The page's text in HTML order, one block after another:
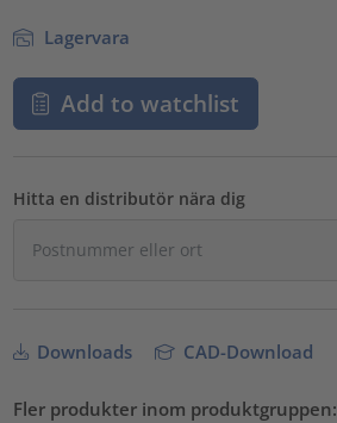
Lagervara
Add to watchlist
Hitta en distributör nära dig
Downloads CAD-Download
Fler produkter inom produktgruppen: